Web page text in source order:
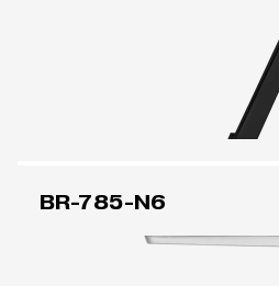
BR-785-N6